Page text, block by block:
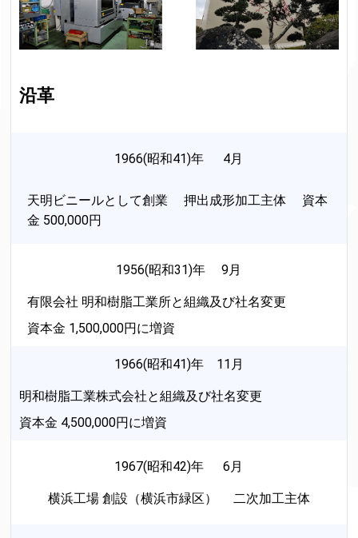
沿革
1966(昭和41)年 4月
天明ビニールとして創業 押出成形加工主体 資本
金 500,000円
1956(昭和31)年 9月
有限会社 明和樹脂工業所と組織及び社名変更
資本金 1,500,000円に増資
1966(昭和41)年 11月
明和樹脂工業株式会社と組織及び社名変更
資本金 4,500,000円に増資
1967(昭和42)年 6月
横浜工場 創設（横浜市緑区） 二次加工主体